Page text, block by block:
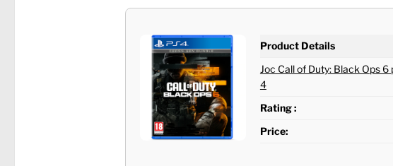
Product Details
Joc Call of Duty: Black Ops
4
Rating :
Price: